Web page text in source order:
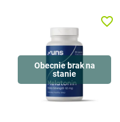
Obecnie brak na
stanie
favorite_border